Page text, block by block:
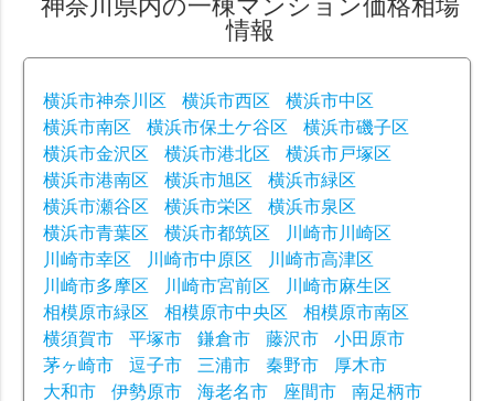
情報
横浜市神奈川区 横浜市西区
横浜市中区
横浜市南区
横浜市保土ケ谷区
横浜市磯子区
横浜市金沢区
横浜市港北区
横浜市戸塚区
横浜市港南区
横浜市旭区
横浜市緑区
横浜市瀬谷区
横浜市栄区
横浜市泉区
横浜市青葉区
横浜市都筑区
川崎市川崎区
川崎市幸区
川崎市中原区
川崎市高津区
川崎市多摩区
川崎市宮前区
川崎市麻生区
相模原市緑区
相模原市中央区
相模原市南区
横須賀市
平塚市 鎌倉市 藤沢市
小田原市
茅ヶ崎市
逗子市 三浦市 秦野市
厚木市
大和市
伊勢原市 海老名市 座間市
南足柄市